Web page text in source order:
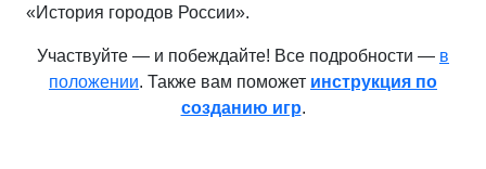
«История городов России».
Участвуйте — и побеждайте! Все подробности — в
положении. Также вам поможет инструкция по
созданию игр.